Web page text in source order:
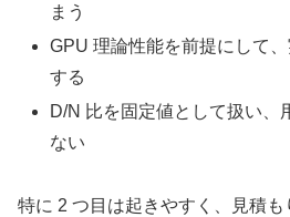
まう
GPU 理論性能を前提にして
する
D/N 比を固定値として扱い、
ない
特に 2 つ目は起きやすく、見積